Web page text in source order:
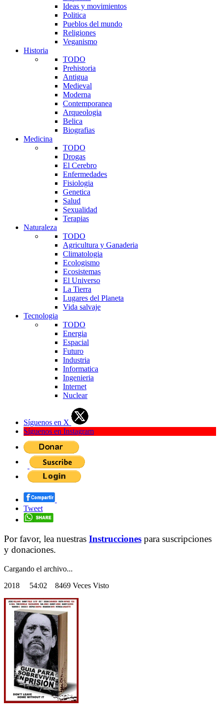
Ideas y movimientos
Politica
Pueblos del mundo
Religiones
Veganismo
Historia
TODO
Prehistoria
Antigua
Medieval
Moderna
Contemporanea
Arqueologia
Belica
Biografias
Medicina
TODO
Drogas
El Cerebro
Enfermedades
Fisiologia
Genetica
Salud
Sexualidad
Terapias
Naturaleza
TODO
Agricultura y Ganaderia
Climatologia
Ecologismo
Ecosistemas
El Universo
La Tierra
Lugares del Planeta
Vida salvaje
Tecnologia
TODO
Energia
Espacial
Futuro
Industria
Informatica
Ingenieria
Internet
Nuclear
Síguenos en X
Síguenos en Instagram
Tweet
Por favor, lea nuestras Instrucciones para suscripciones
y donaciones.
Cargando el archivo...
2018 54:02 8469 Veces Visto